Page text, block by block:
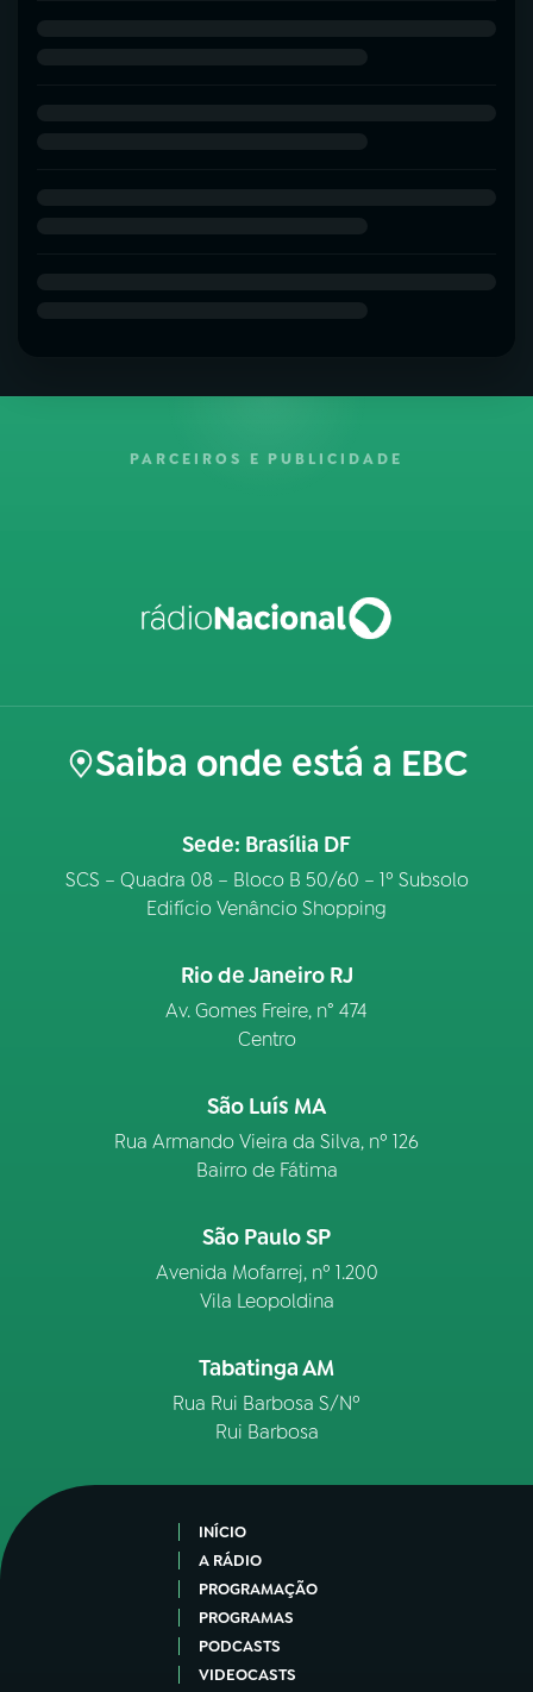
PARCEIROS E PUBLICIDADE
Saiba onde está a EBC
Sede: Brasília DF
SCS – Quadra 08 – Bloco B 50/60 – 1º Subsolo
Edifício Venâncio Shopping
Rio de Janeiro RJ
Av. Gomes Freire, n° 474
Centro
São Luís MA
Rua Armando Vieira da Silva, nº 126
Bairro de Fátima
São Paulo SP
Avenida Mofarrej, nº 1.200
Vila Leopoldina
Tabatinga AM
Rua Rui Barbosa S/Nº
Rui Barbosa
INÍCIO
A RÁDIO
PROGRAMAÇÃO
PROGRAMAS
PODCASTS
VIDEOCASTS